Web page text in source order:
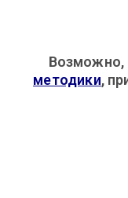
Возможно,
методики,